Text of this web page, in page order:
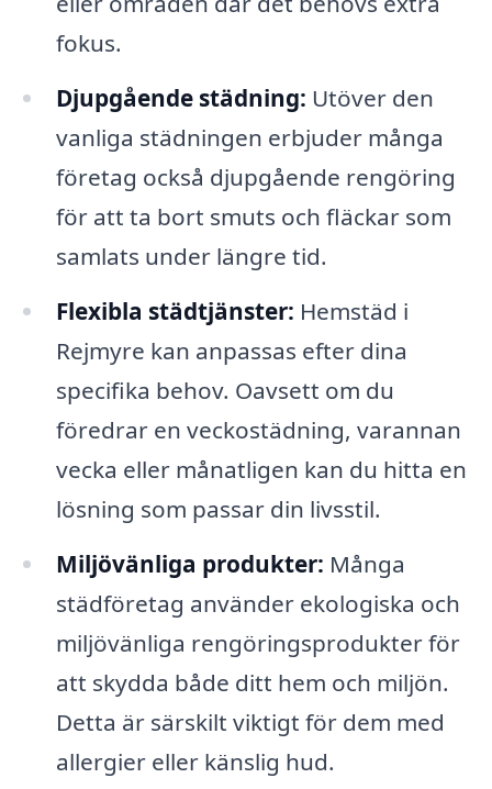
fokus.
Djupgående städning: Utöver den
vanliga städningen erbjuder många
företag också djupgående rengöring
för att ta bort smuts och fläckar som
samlats under längre tid.
Flexibla städtjänster: Hemstäd i
Rejmyre kan anpassas efter dina
specifika behov. Oavsett om du
föredrar en veckostädning, varannan
vecka eller månatligen kan du hitta en
lösning som passar din livsstil.
Miljövänliga produkter: Många
städföretag använder ekologiska och
miljövänliga rengöringsprodukter för
att skydda både ditt hem och miljön.
Detta är särskilt viktigt för dem med
allergier eller känslig hud.